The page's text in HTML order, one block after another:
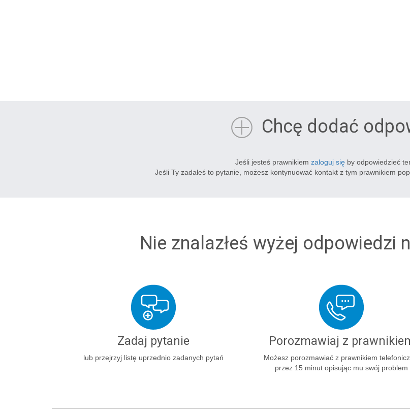
Chcę dodać
Jeśli jesteś prawnikiem zaloguj się by odpowiedzieć
Jeśli Ty zadałeś to pytanie, możesz kontynuować kontakt z tym prawnikiem
Nie znalazłeś wyżej odpowiedzi
Zadaj pytanie
lub przejrzyj listę uprzednio zadanych pytań
Porozmawiaj z
Możesz porozmawiać z prawnikiem
przez 15 minut opisując mu swój problem